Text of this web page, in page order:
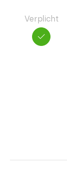
Verplicht